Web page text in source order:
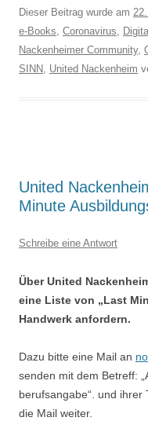
Dieser Beitrag wurde am
e-Books, Coronavirus,
Nackenheimer Community,
SINN, United Nackenheim
United
Minute
Schreibe eine Antwort
Über United
eine Liste von „Last
Handwerk anfordern.
Dazu bitte eine Mail an
senden mit dem Betreff:
berufsangabe“. und ihrer
die Mail weiter.